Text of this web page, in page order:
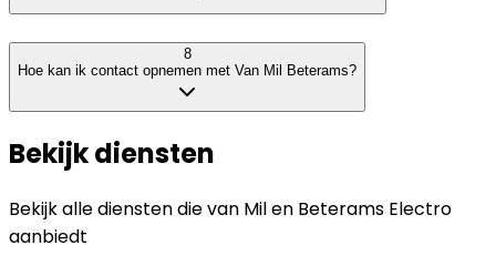
8
Hoe kan ik contact opnemen met Van Mil Beterams?
Bekijk diensten
Bekijk alle diensten dievan Mil en Beterams Electro
aanbiedt